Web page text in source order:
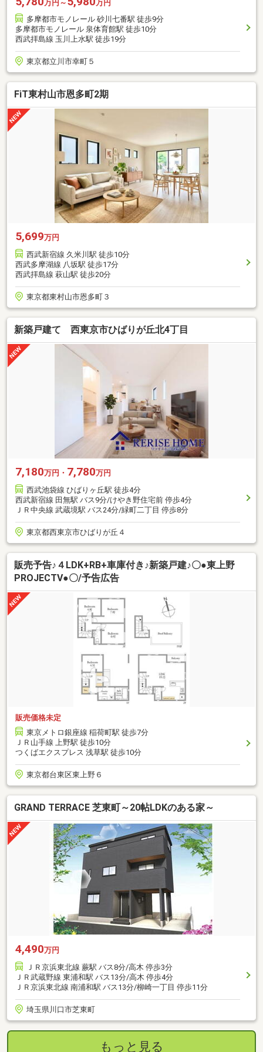
万円～
万円
多摩都市モノレール 砂川七番駅 徒歩9分
多摩都市モノレール 泉体育館駅 徒歩10分
西武拝島線 玉川上水駅 徒歩19分
東京都立川市幸町５
FiT東村山市恩多町2期
5,699万円
西武新宿線 久米川駅 徒歩10分
西武多摩湖線 八坂駅 徒歩17分
西武拝島線 萩山駅 徒歩20分
東京都東村山市恩多町３
新築戸建て 西東京市ひばりが丘北4丁目
7,180万円・ 7,780万円
西武池袋線 ひばりヶ丘駅 徒歩4分
西武新宿線 田無駅 バス9分/けやき野住宅前 停歩4分
ＪＲ中央線 武蔵境駅 バス24分/緑町二丁目 停歩8分
東京都西東京市ひばりが丘４
販売予告♪４LDK+RB+車庫付き♪新築戸建♪〇●東上野
PROJECTⅤ●〇/予告広告
販売価格未定
東京メトロ銀座線 稲荷町駅 徒歩7分
ＪＲ山手線 上野駅 徒歩10分
つくばエクスプレス 浅草駅 徒歩10分
東京都台東区東上野６
GRAND TERRACE 芝東町～20帖LDKのある家～
4,490万円
ＪＲ京浜東北線 蕨駅 バス8分/高木 停歩3分
ＪＲ武蔵野線 東浦和駅 バス13分/高木 停歩4分
ＪＲ京浜東北線 南浦和駅 バス13分/柳崎一丁目 停歩11分
埼玉県川口市芝東町
もっと見る